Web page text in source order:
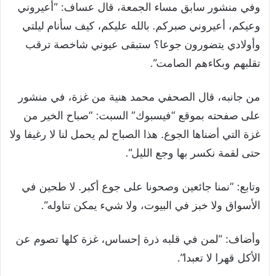
وفي منشور سابق مساء الجمعة، قال عساف: “أعيروني
وعيكم، أعيروني صبركم. بالله عليكم، كيف سأنام ليلتي
وأولادي يتضورون جوعا؟ ستبقى عيوني شاخصة ترقب
تقلبهم وبكاءهم الصامت”.
من جانبه، قال الصحفي محمد هنية من غزة، في منشور
على صفحته بموقع “فيسبوك” السبت: “صباح الخير من
غزة التي أضناها الجوع. هذا الصباح لم يحمل لنا لا رغيفا ولا
حتى لقمة نكسر بها وجع الليل”.
وتابع: “نمنا جائعين وصحونا على جوع أكبر. لا طحين في
الأسواق ولا خبز في البيوت، ولا شيء يمكن تناوله”.
وأضاف: “لمن في قلبه ذرة إحساس، غزة كلها تصوم عن
الأكل قهرا لا تعبدا”.